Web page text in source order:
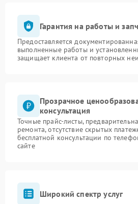
Гарантия на работы и
Предоставляется
выполненные работы и
защищает клиента от повторных
Прозрачное
консультация
Точные прайс-листы,
ремонта, отсутствие скрытых
бесплатной консультации по
сайте
Широкий спектр услуг